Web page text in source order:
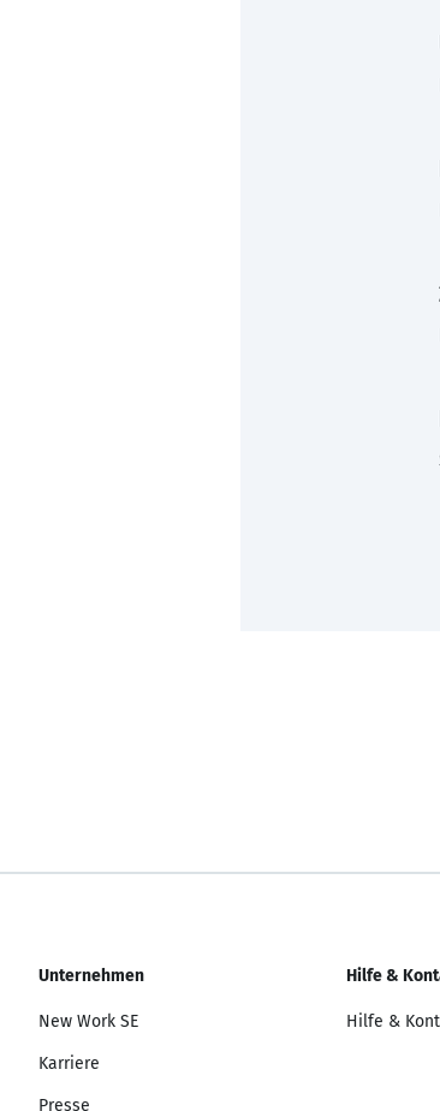
Unternehmen
New Work SE
Karriere
Presse
Hilfe &
Hilfe &